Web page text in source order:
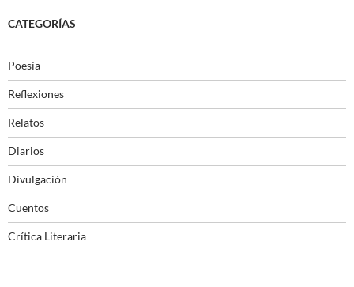
CATEGORÍAS
Poesía
Reflexiones
Relatos
Diarios
Divulgación
Cuentos
Crítica Literaria